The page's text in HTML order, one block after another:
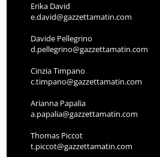
Erika David
e.david@gazzettamatin.com
Davide Pellegrino
d.pellegrino@gazzettamatin.com
Cinzia Timpano
c.timpano@gazzettamatin.com
Arianna Papalia
a.papalia@gazzettamatin.com
Thomas Piccot
t.piccot@gazzettamatin.com